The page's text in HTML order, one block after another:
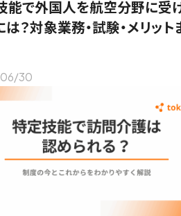
能で外国人を航空分野に受
？対象業務・試験・メリット
30